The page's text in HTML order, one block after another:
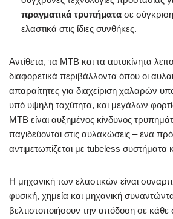
πραγματικά τρυπήματα σε
ελαστικά στις ίδιες συνθήκες.
Αντίθετα, τα MTB και τα αυτοκίνητα
διαφορετικά περιβάλλοντα όπου οι
απαραίτητες για διαχείριση χαλαρών
υπό υψηλή ταχύτητα, και μεγάλων
MTB είναι αυξημένος κίνδυνος
παγιδεύονται στις αυλακώσεις – ένα
αντιμετωπίζεται με tubeless συστήματα
Η μηχανική των ελαστικών είναι
φυσική, χημεία και μηχανική
βελτιστοποιήσουν την απόδοση σε κάθε